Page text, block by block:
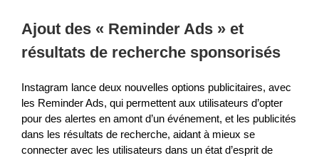
Ajout des « Reminder Ads » et
résultats de recherche sponsorisés
Instagram lance deux nouvelles options publicitaires, avec
les Reminder Ads, qui permettent aux utilisateurs d’opter
pour des alertes en amont d’un événement, et les publicités
dans les résultats de recherche, aidant à mieux se
connecter avec les utilisateurs dans un état d’esprit de